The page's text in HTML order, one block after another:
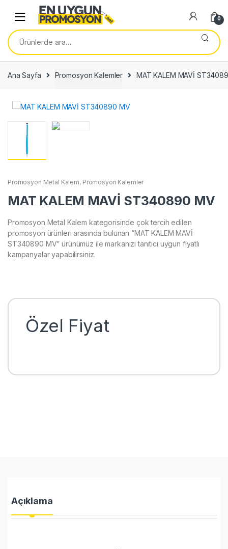
navigation
content
0
Ara:
Ana Sayfa Promosyon Kalemler MAT KALEM MAVİ
Promosyon Metal Kalem, Promosyon Kalemler
MAT KALEM MAVİ ST340890 MV
Promosyon Metal Kalem kategorisinde çok tercih edilen
promosyon ürünleri arasında bulunan “MAT KALEM MAVİ
ST340890 MV” ürünümüz ile markanızı tanıtıcı uygun fiyatlı
kampanyalar yapabilirsiniz.
Özel Fiyat
Açıklama